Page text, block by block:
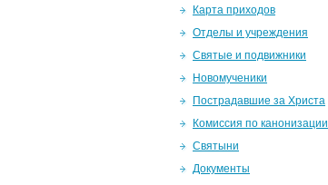
Карта приходов
Отделы и учреждения
Святые и подвижники
Новомученики
Пострадавшие за Христа
Комиссия по канонизации
Святыни
Документы